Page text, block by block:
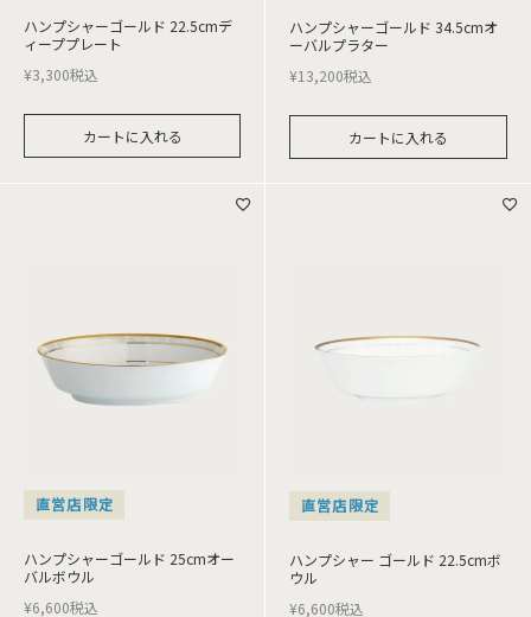
ハンプシャーゴールド 22.5cmデ
ィーププレート
¥3,300税込
カートに入れる
ハンプシャーゴールド 34.5cmオ
ーバルプラター
¥13,200税込
カートに入れる
直営店限定
ハンプシャーゴールド 25cmオー
バルボウル
¥6,600税込
直営店限定
ハンプシャー ゴールド 22.5cmボ
ウル
¥6,600税込